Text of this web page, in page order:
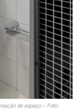
de espaço – Foto: